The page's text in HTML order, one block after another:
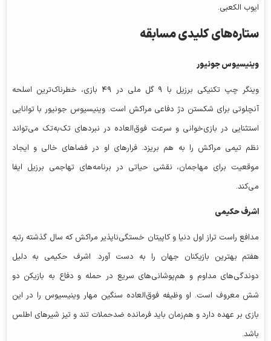
ایوب الکعبی.
ستاره‌های کلیدی مسابقه
وینیسیوس جونیور
وینگر چپ تکنیکی برزیل با ۹ گل ملی در ۴۹ بازی، خطرناک‌ترین اسلحه
آنچلوتی برای شکستن دژ دفاعی مراکش است. وینیسیوس جونیور با توانایی
استثنایی در بازی‌خوانی و سرعت فوق‌العاده در نبردهای تک‌به‌تک می‌تواند
نظم تیمی مراکش را به هم بریزد. فرارهای او در فضاهای خالی و ایجاد
موقعیت برای مهاجمان، نقشی حیاتی در برنامه‌های تهاجمی برزیل ایفا
می‌کند.
اشرف حکیمی
مدافع راست تراز اول دنیا و کاپیتان خستگی‌ناپذیر مراکش که سال گذشته رتبه
هفتم بهترین بازیکنان جهان را به دست آورد. اشرف حکیمی به دلیل
دوندگی‌های مداوم و هم‌پوشانی‌های سریع در حمله و دفاع به بازیکن دو
شش معروف است. او وظیفه فوق‌العاده سنگین مهار وینیسیوس را در این
بازی بر عهده دارد و هم‌زمان باید فرمانده ضدحملات تند و تیز شیرهای اطلس
باشد.